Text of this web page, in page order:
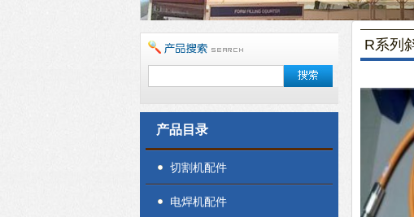
R系列
产品目录
切割机配件
电焊机配件